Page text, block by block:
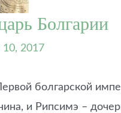
Болгарии
10, 2017
болгарской
и Рипсимэ –